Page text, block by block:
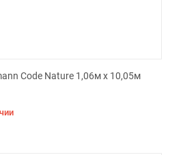
Code Nature 1,06м х 10,05м